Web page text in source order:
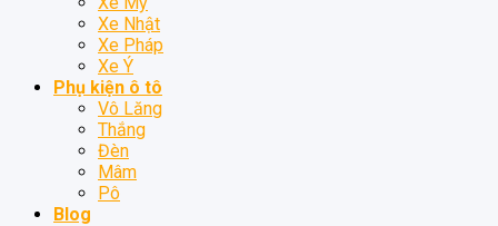
Xe Nhật
Xe Pháp
Xe Ý
Phụ kiện ô tô
Vô Lăng
Thắng
Đèn
Mâm
Pô
Blog